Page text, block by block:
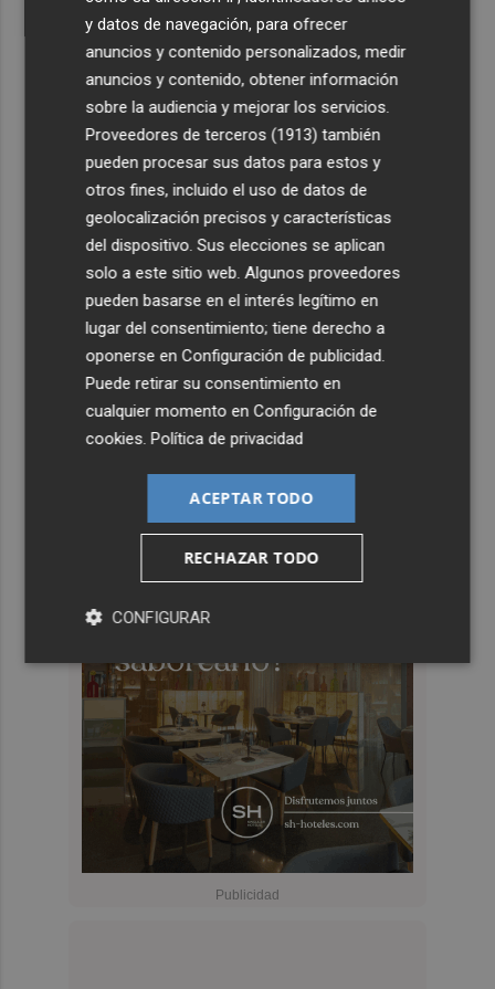
y datos de navegación, para ofrecer
anuncios y contenido personalizados, medir
anuncios y contenido, obtener información
sobre la audiencia y mejorar los servicios.
Proveedores de terceros (1913) también
pueden procesar sus datos para estos y
otros fines, incluido el uso de datos de
geolocalización precisos y características
del dispositivo. Sus elecciones se aplican
solo a este sitio web. Algunos proveedores
pueden basarse en el interés legítimo en
lugar del consentimiento; tiene derecho a
oponerse enConfiguración de publicidad.
Puede retirar su consentimiento en
cualquier momento enConfiguración de
cookies.Política de privacidad
ACEPTAR TODO
RECHAZAR TODO
CONFIGURAR